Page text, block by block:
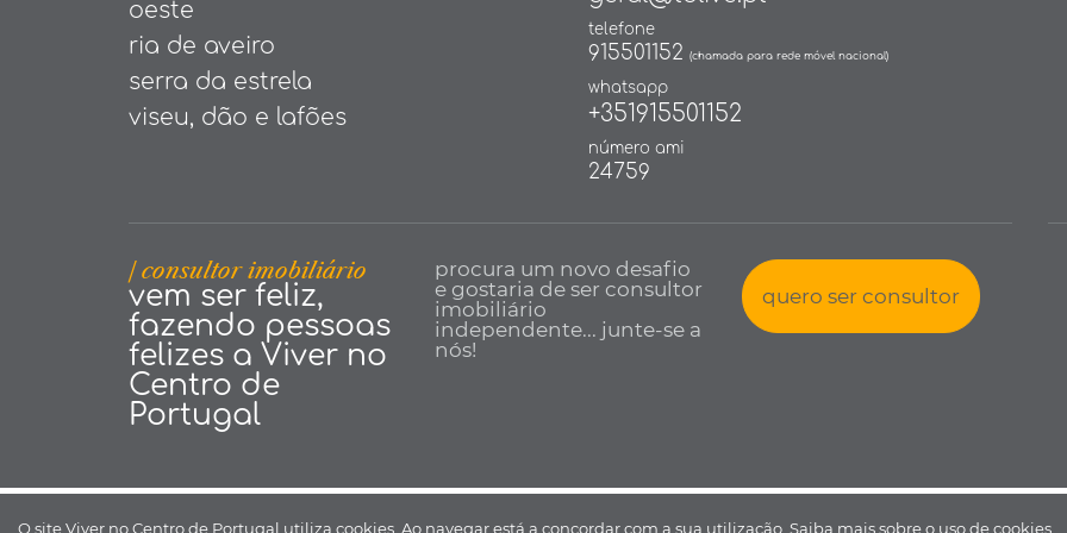
oeste
ria de aveiro
serra da estrela
viseu, dão e lafões
telefone
915501152 (chamada para rede móvel nacional)
whatsapp
+351915501152
número ami
24759
| consultor imobiliário
vem ser feliz,
fazendo pessoas
felizes a Viver no
Centro de
Portugal
procura um novo desafio
e gostaria de ser consultor
imobiliário
independente... junte-se a
nós!
quero ser consultor
Viver no Centro de Portugal © todos os direitos reservados •Política de Privacidade• Livro de
O site Viver no Centro de Portugal utiliza cookies. Ao navegar está a concordar com a sua utilização. Saiba mais sobre o uso de cookies.